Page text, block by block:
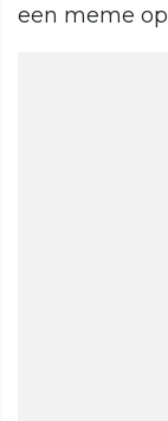
een meme